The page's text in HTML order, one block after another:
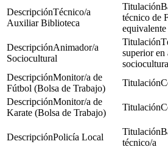
Técnico/a
Auxiliar Biblioteca
técnico de
equivalente
Animador/a
Sociocultural
superior en
Monitor/a de
Fútbol (Bolsa de Trabajo)
Monitor/a de
Karate (Bolsa de Trabajo)
Policía Local
técnico/a